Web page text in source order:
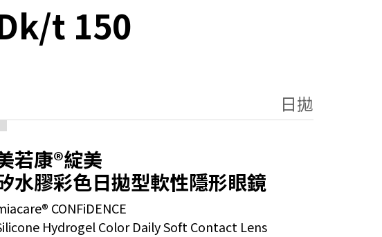
t 150
日拋
若康®綻美
水膠彩色日拋型軟性隱形眼鏡
CONFiDENCE
Hydrogel Color Daily Soft Contact Lens